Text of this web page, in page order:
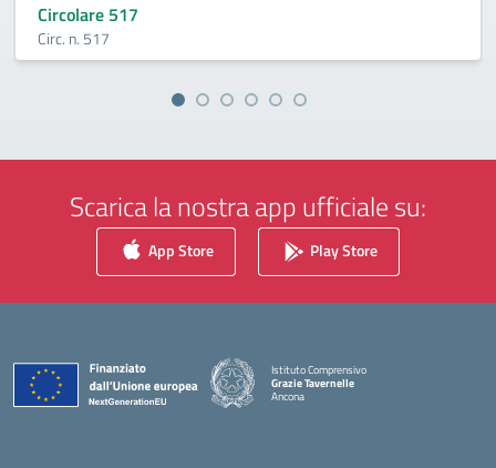
Circolare 517
Circ. n. 517
Scarica la nostra app ufficiale su:
App Store Play Store
Istituto Comprensivo
Grazie Tavernelle
Ancona